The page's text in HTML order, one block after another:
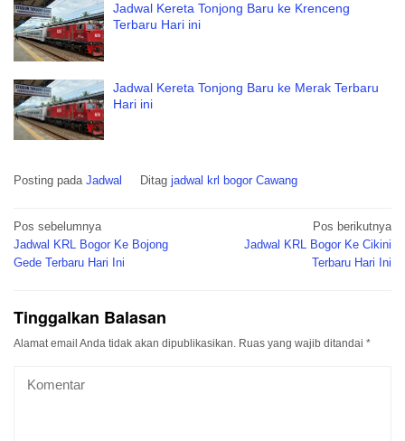
Jadwal Kereta Tonjong Baru ke Krenceng
Terbaru Hari ini
Jadwal Kereta Tonjong Baru ke Merak Terbaru
Hari ini
Posting pada Jadwal Ditag jadwal krl bogor Cawang
Navigasi
pos
Pos sebelumnya
Jadwal KRL Bogor Ke Bojong
Gede Terbaru Hari Ini
Pos berikutnya
Jadwal KRL Bogor Ke Cikini
Terbaru Hari Ini
Tinggalkan Balasan
Alamat email Anda tidak akan dipublikasikan. Ruas yang wajib ditandai *